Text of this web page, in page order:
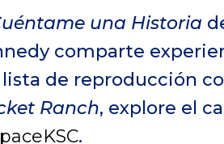
una Historia
comparte
lista de reproducción
Ranch, explore el
.